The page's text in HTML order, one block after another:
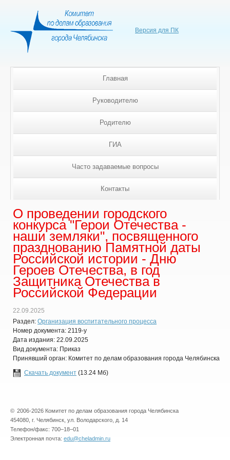
Версия для ПК
Главная
Руководителю
Родителю
ГИА
Часто задаваемые вопросы
Контакты
О проведении городского
конкурса "Герои Отечества -
наши земляки", посвященного
празднованию Памятной даты
Российской истории - Дню
Героев Отечества, в год
Защитника Отечества в
Российской Федерации
22.09.2025
Раздел: Организация воспитательного процесса
Номер документа: 2119-у
Дата издания: 22.09.2025
Вид документа: Приказ
Принявший орган: Комитет по делам образования города Челябинска
Скачать документ (13.24 Мб)
© 2006-2026 Комитет по делам образования города Челябинска
454080, г. Челябинск, ул. Володарского, д. 14
Телефон/факс: 700–18–01
Электронная почта: edu@cheladmin.ru